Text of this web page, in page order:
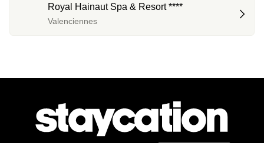
Royal Hainaut Spa & Resort ****
Valenciennes